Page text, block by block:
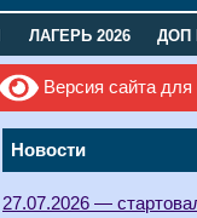
ЛАГЕРЬ 2026 ДОП
Версия сайта
Новости
27.07.2026 —